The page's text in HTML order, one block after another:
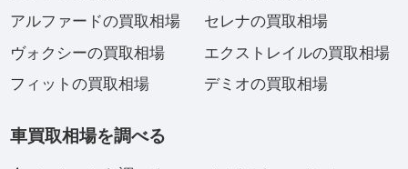
アルファードの買取相場
ヴォクシーの買取相場
フィットの買取相場
セレナの買取相場
エクストレイルの買取相場
デミオの買取相場
車買取相場を調べる